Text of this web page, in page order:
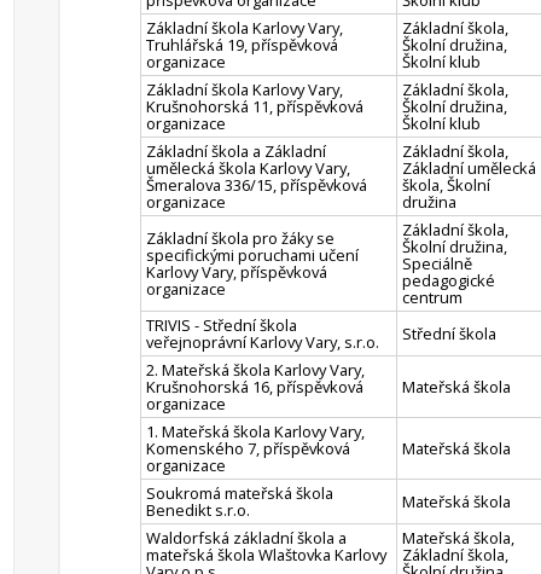
Základní škola Karlovy Vary,
Truhlářská 19, příspěvková
organizace
Základní škola,
Školní družina,
Školní klub
Základní škola Karlovy Vary,
Krušnohorská 11, příspěvková
organizace
Základní škola,
Školní družina,
Školní klub
Základní škola a Základní
umělecká škola Karlovy Vary,
Šmeralova 336/15, příspěvková
organizace
Základní škola,
Základní umělecká
škola, Školní
družina
Základní škola pro žáky se
specifickými poruchami učení
Karlovy Vary, příspěvková
organizace
Základní škola,
Školní družina,
Speciálně
pedagogické
centrum
TRIVIS - Střední škola
veřejnoprávní Karlovy Vary, s.r.o.
Střední škola
2. Mateřská škola Karlovy Vary,
Krušnohorská 16, příspěvková
organizace
Mateřská škola
1. Mateřská škola Karlovy Vary,
Komenského 7, příspěvková
organizace
Mateřská škola
Soukromá mateřská škola
Benedikt s.r.o.
Mateřská škola
Waldorfská základní škola a
mateřská škola Wlaštovka Karlovy
Mateřská škola,
Základní škola,